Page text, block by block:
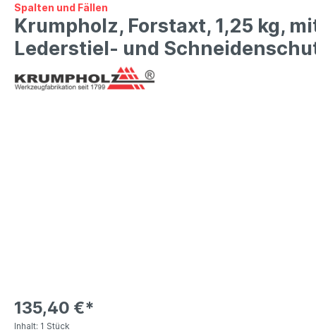
Spalten und Fällen
Krumpholz, Forstaxt, 1,25 kg,
Lederstiel- und
135,40 €*
Inhalt: 1 Stück